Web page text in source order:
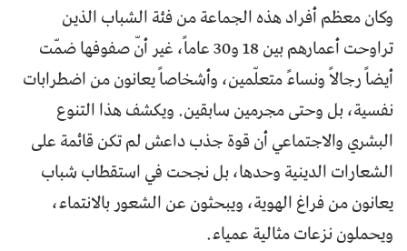
وكان معظم أفراد هذه الجماعة من فئة الشباب الذين
تراوحت أعمارهم بين 18 و30 عاماً، غير أنّ صفوفها ضمّت
أيضاً رجالاً ونساءً متعلّمين، وأشخاصاً يعانون من اضطرابات
نفسية، بل وحتى مجرمين سابقين. ويكشف هذا التنوع
البشري والاجتماعي أن قوة جذب داعش لم تكن قائمة على
الشعارات الدينية وحدها، بل نجحت في استقطاب شباب
يعانون من فراغ الهوية، ويبحثون عن الشعور بالانتماء،
ويحملون نزعات مثالية عمياء.